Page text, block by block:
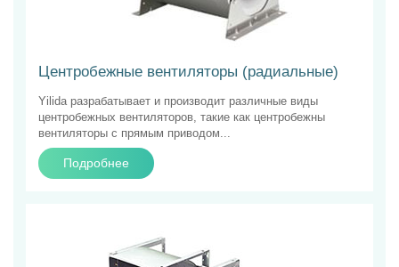
Центробежные вентиляторы (радиальные)
Yilida разрабатывает и производит различные виды
центробежных вентиляторов, такие как центробежны
вентиляторы с прямым приводом...
Подробнее